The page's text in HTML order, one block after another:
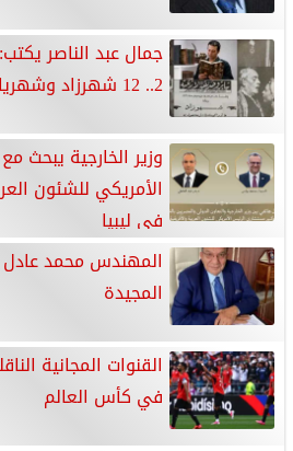
جمال عبد الناصر
2.. 12 شهرزاد وشهريار وحيدًا
وزير الخارجية يبحث
الأمريكي للشئون
في ليبيا
المهندس محمد عادل
المجيدة
القنوات المجانية
في كأس العالم